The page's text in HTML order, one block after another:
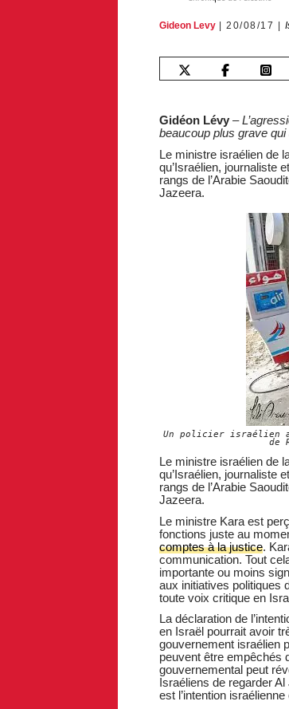
Gideon Levy 20/08/17
Gidéon Lévy–
beaucoup plus grave
Le ministre israélien de
qu’Israélien, journaliste
rangs de l’Arabie
Jazeera.
Un policier israélien
de
Le ministre israélien de
qu’Israélien, journaliste
rangs de l’Arabie
Jazeera.
Le ministre Kara est
fonctions juste au
comptes à la justice.
communication. Tout
importante ou moins
aux initiatives politiques
toute voix critique en
La déclaration de
en Israël pourrait avoir
gouvernement israélien
peuvent être empêchés
gouvernemental peut
Israéliens de regarder
est l’intention